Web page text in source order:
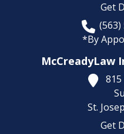
Get
(563)
*By
McCreadyLaw
St.
Get